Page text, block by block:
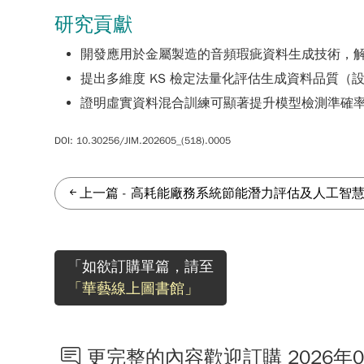
研究貢獻
開發應用於金屬製造的音頻瑕疵資料生成技術，
提出多維度 KS 檢定法量化評估生成資料品質
證明虛實資料混合訓練可顯著提升模型檢測準確
DOI: 10.30256/JIM.202605_(518).0005
上一篇 -高耗能廠務系統節能潛力評估及人工智
「如欲訂購單篇，請至
「華藝線上圖書館」
更完整的內容歡迎訂購 2026年